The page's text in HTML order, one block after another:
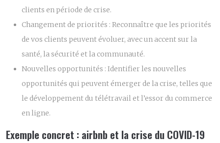
clients en période de crise.
Changement de priorités : Reconnaître que les priorités
de vos clients peuvent évoluer, avec un accent sur la
santé, la sécurité et la communauté.
Nouvelles opportunités : Identifier les nouvelles
opportunités qui peuvent émerger de la crise, telles que
le développement du télétravail et l’essor du commerce
en ligne.
Exemple concret : airbnb et la crise du COVID-19